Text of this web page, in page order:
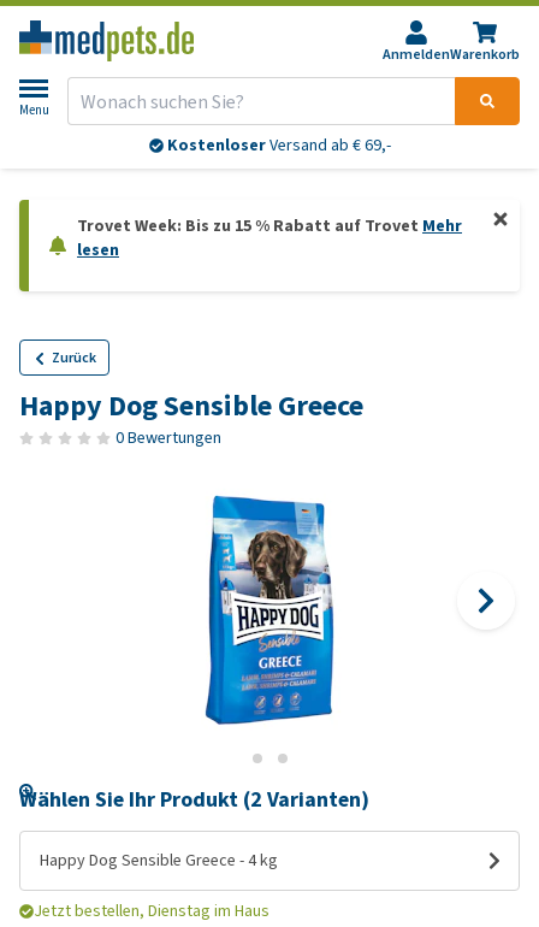
AnmeldenWarenkorb
Menu
KostenloserVersand ab € 69,-
Trovet Week: Bis zu 15 % Rabatt auf Trovet Mehr
lesen
Zurück
Happy Dog Sensible Greece
0 Bewertungen
Wählen Sie Ihr Produkt (2 Varianten)
Happy Dog Sensible Greece - 4 kg
Jetzt bestellen, Dienstag im Haus